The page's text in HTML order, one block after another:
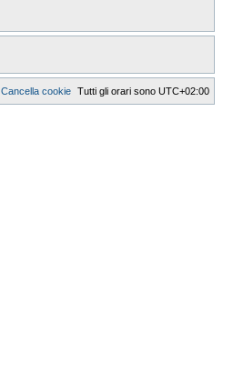
Tutti gli orari sono UTC+02:00
Cancella cookie